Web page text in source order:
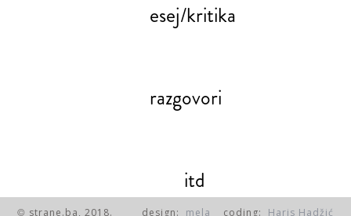
esej/kritika
razgovori
itd
© strane.ba, 2018. design: mela coding: Haris Hadžić